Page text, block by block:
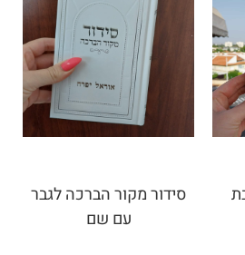
סידור מקור הברכה לגבר
עם שם